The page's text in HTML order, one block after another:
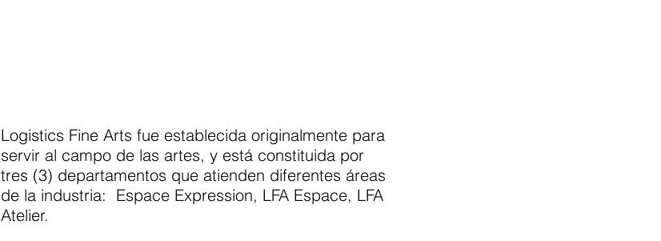
Logistics Fine Arts fue establecida originalmente para
servir al campo de las artes, y está constituida por
tres (3) departamentos que atienden diferentes áreas
de la industria: Espace Expression, LFA Espace, LFA
Atelier.